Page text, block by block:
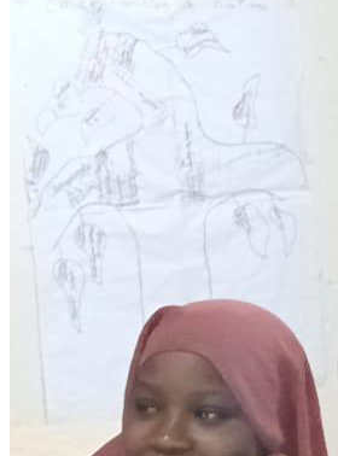
Development
Programmes éducationels
Notre Quotidien